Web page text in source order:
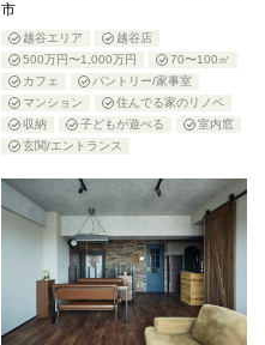
市
越谷エリア
越谷店
500万円〜1,000万円
70〜100㎡
カフェ
パントリー/家事室
マンション
住んでる家のリノベ
収納
子どもが遊べる
室内窓
玄関/エントランス